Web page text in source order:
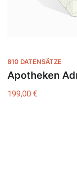
810 DATENSÄTZE
Apotheken
199,00€